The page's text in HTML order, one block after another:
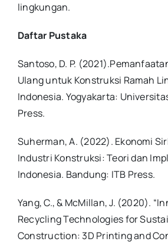
lingkungan.
Daftar Pustaka
Santoso, D. P.
Ulang untuk Konstruksi Ramah
Indonesia. Yogyakarta:
Press.
Suherman, A. (2022). Ekonomi
Industri Konstruksi: Teori dan
Indonesia. Bandung: ITB Press.
Yang, C., & McMillan, J. (2020).
Recycling Technologies for
Construction: 3D Printing and